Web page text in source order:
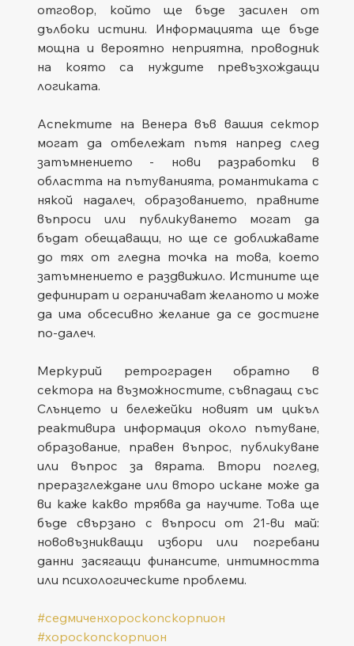
отговор, който ще бъде засилен от
дълбоки истини. Информацията ще бъде
мощна и вероятно неприятна, проводник
на която са нуждите превъзхождащи
логиката.
Аспектите на Венера във вашия сектор
могат да отбележат пътя напред след
затъмнението - нови разработки в
областта на пътуванията, романтиката с
някой надалеч, образованието, правните
въпроси или публикуването могат да
бъдат обещаващи, но ще се доближавате
до тях от гледна точка на това, което
затъмнението е раздвижило. Истините ще
дефинират и ограничават желаното и може
да има обсесивно желание да се достигне
по-далеч.
Меркурий ретрограден обратно в
сектора на възможностите, съвпадащ със
Слънцето и бележейки новият им цикъл
реактивира информация около пътуване,
образование, правен въпрос, публикуване
или въпрос за вярата. Втори поглед,
преразглеждане или второ искане може да
ви каже какво трябва да научите. Това ще
бъде свързано с въпроси от 21-ви май:
нововъзникващи избори или погребани
данни засягащи финансите, интимността
или психологическите проблеми.
#седмиченхороскопскорпион
#хороскопскорпион